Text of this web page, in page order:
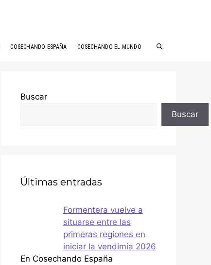
COSECHANDO ESPAÑA COSECHANDO EL MUNDO
Buscar
Buscar
Últimas entradas
Formentera vuelve a
situarse entre las
primeras regiones en
iniciar la vendimia 2026
En Cosechando España